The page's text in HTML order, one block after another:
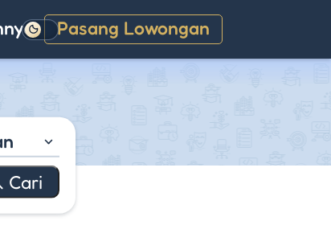
Pasang Lowongan
Gelap